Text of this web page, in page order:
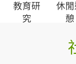
教育研
究
休閒
憩